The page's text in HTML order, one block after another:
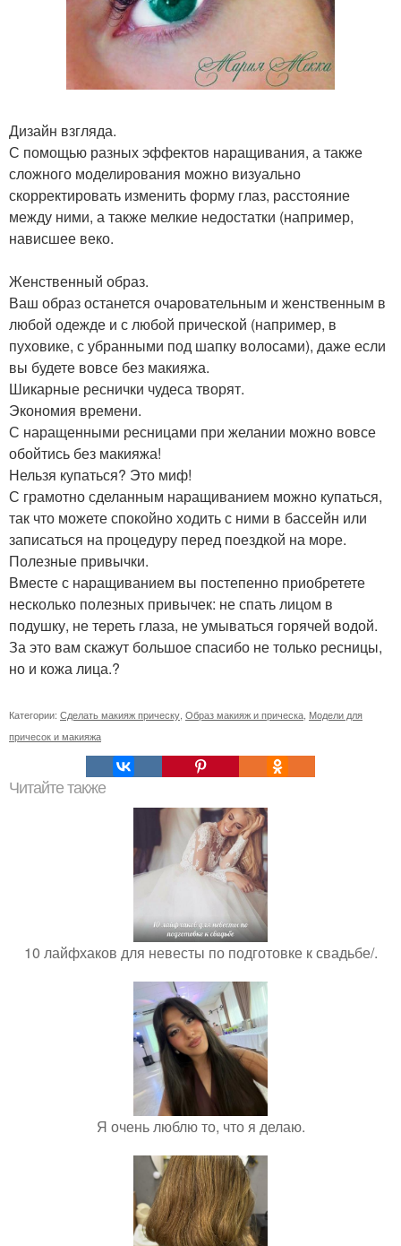
Дизайн взгляда.
С помощью разных эффектов наращивания, а также
сложного моделирования можно визуально
скорректировать изменить форму глаз, расстояние
между ними, а также мелкие недостатки (например,
нависшее веко.
Женственный образ.
Ваш образ останется очаровательным и женственным в
любой одежде и с любой прической (например, в
пуховике, с убранными под шапку волосами), даже если
вы будете вовсе без макияжа.
Шикарные реснички чудеса творят.
Экономия времени.
С наращенными ресницами при желании можно вовсе
обойтись без макияжа!
Нельзя купаться? Это миф!
С грамотно сделанным наращиванием можно купаться,
так что можете спокойно ходить с ними в бассейн или
записаться на процедуру перед поездкой на море.
Полезные привычки.
Вместе с наращиванием вы постепенно приобретете
несколько полезных привычек: не спать лицом в
подушку, не тереть глаза, не умываться горячей водой.
За это вам скажут большое спасибо не только ресницы,
но и кожа лица.?
Категории: Сделать макияж прическу Образ макияж и прическа Модели для
причесок и макияжа
Читайте также
10 лайфхаков для невесты по подготовке к свадьбе/.
Я очень люблю то, что я делаю.